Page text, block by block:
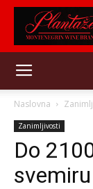
Naslovna
Zanimljivosti
Do
svemiru